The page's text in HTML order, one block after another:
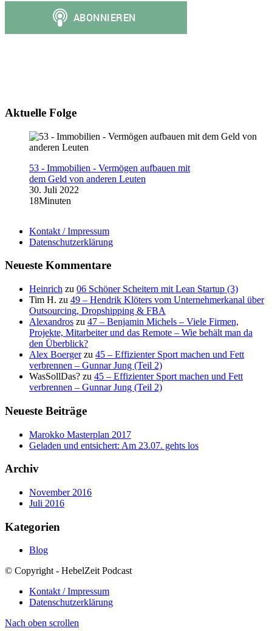
Aktuelle Folge
53 - Immobilien - Vermögen aufbauen mit
dem Geld von anderen Leuten
30. Juli 2022
18Minuten
Kontakt / Impressum
Datenschutzerklärung
Neueste Kommentare
Heinrich zu 06 Schöner Scheitern mit Lean Startup (3)
Tim H. zu 49 – Hendrik Klöters vom Unternehmerkanal über
Outsourcing, Dropshipping & FBA
Alexandros zu 47 – Benjamin Michels – Viele Firmen,
Projekte, Mitarbeiter und das Remote – Wie behält man da
den Überblick?
Alex Boergerzu 45 – Effizienter Sport machen und Fett
verbrennen – Gunnar Jung (Teil 2)
WasSollDas? zu 45 – Effizienter Sport machen und Fett
verbrennen – Gunnar Jung (Teil 2)
Neueste Beiträge
Marokko Masterplan 2017
Geladen und entsichert: Am 23.07. gehts los
Archiv
November 2016
Juli 2016
Kategorien
Blog
© Copyright - HebelZeit Podcast
Kontakt / Impressum
Datenschutzerklärung
Nach oben scrollen